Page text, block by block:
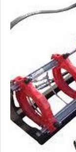
isso, é
reconhecida, como
uma empresa
garantindo a
em termofusão.
revisados
resultados
serviços.Portanto,
assertiva para
equipamentos de
atendimento
serviços e
demandas e